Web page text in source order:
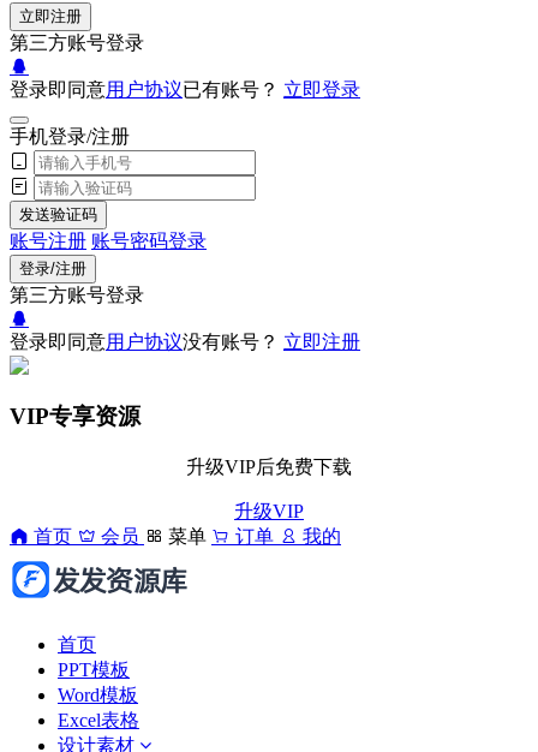
立即注册
第三方账号登录
登录即同意用户协议已有账号？ 立即登录
手机登录/注册
发送验证码
账号注册 账号密码登录
登录/注册
第三方账号登录
登录即同意用户协议没有账号？ 立即注册
VIP专享资源
升级VIP后免费下载
升级VIP
首页
会员 菜单 订单 我的
首页
PPT模板
Word模板
Excel表格
设计素材